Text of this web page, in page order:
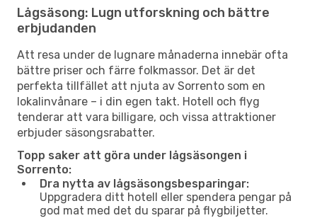
Lågsäsong: Lugn utforskning och bättre
erbjudanden
Att resa under de lugnare månaderna innebär ofta
bättre priser och färre folkmassor. Det är det
perfekta tillfället att njuta av Sorrento som en
lokalinvånare – i din egen takt. Hotell och flyg
tenderar att vara billigare, och vissa attraktioner
erbjuder säsongsrabatter.
Topp saker att göra under lågsäsongen i
Sorrento:
Dra nytta av lågsäsongsbesparingar:
Uppgradera ditt hotell eller spendera pengar på
god mat med det du sparar på flygbiljetter.